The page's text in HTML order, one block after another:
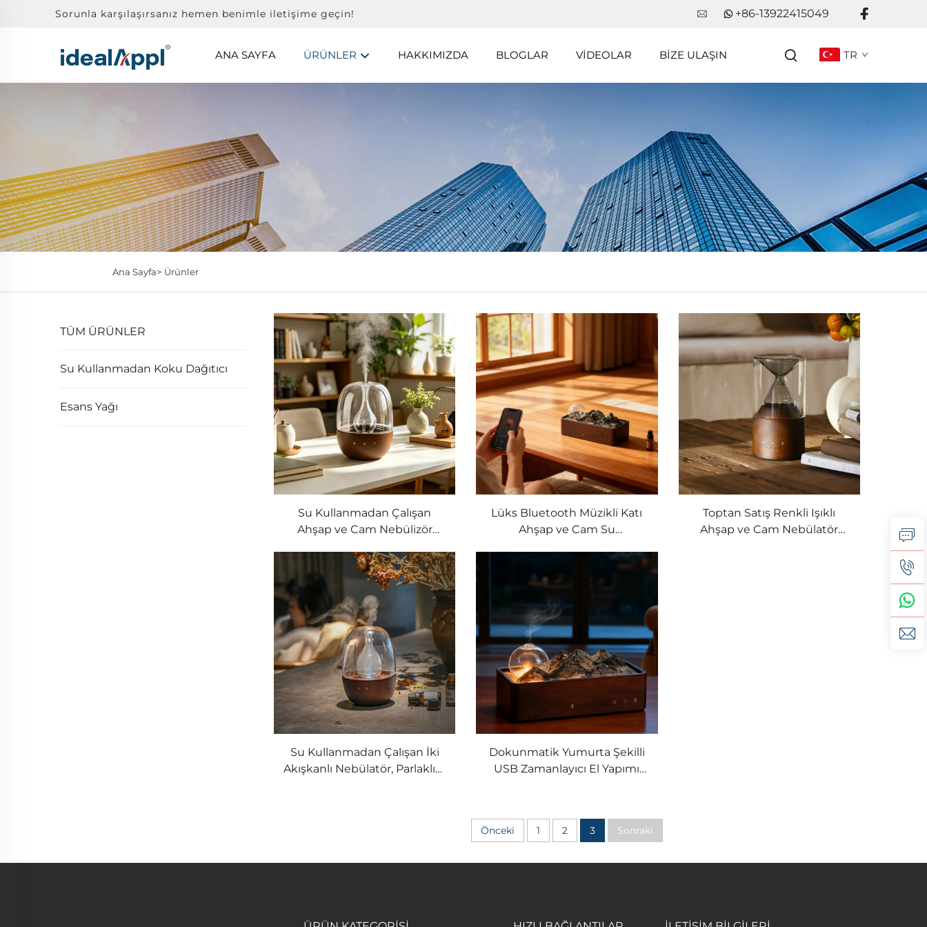
Sorunla karşılaşırsanız hemen benimle iletişime geçin! +86-13922415049
ANA SAYFA ÜRÜNLER HAKKIMIZDA BLOGLAR VIDEOLAR BIZE ULAŞIN TR
Ana Sayfa> Ürünler
TÜM ÜRÜNLER
Su Kullanmadan Koku Dağıtıcı
Esans Yağı
Su Kullanmadan Çalışan
Ahşap ve Cam Nebülizör
Renkli LED Işık Özellikli Ticari
Sınıf Esans Yağı Difüzörü
Lüks Bluetooth Müzikli Katı
Ahşap ve Cam Su
Toptan Satış Renkli Işıklı
Ahşap ve Cam Nebülatör
Su Kullanmadan Çalışan İki
Akışkanlı Nebülatör, Parlaklığı
Dokunmatik Yumurta Şekilli
USB Zamanlayıcı El Yapımı
Önceki 1 2 3 Sonraki